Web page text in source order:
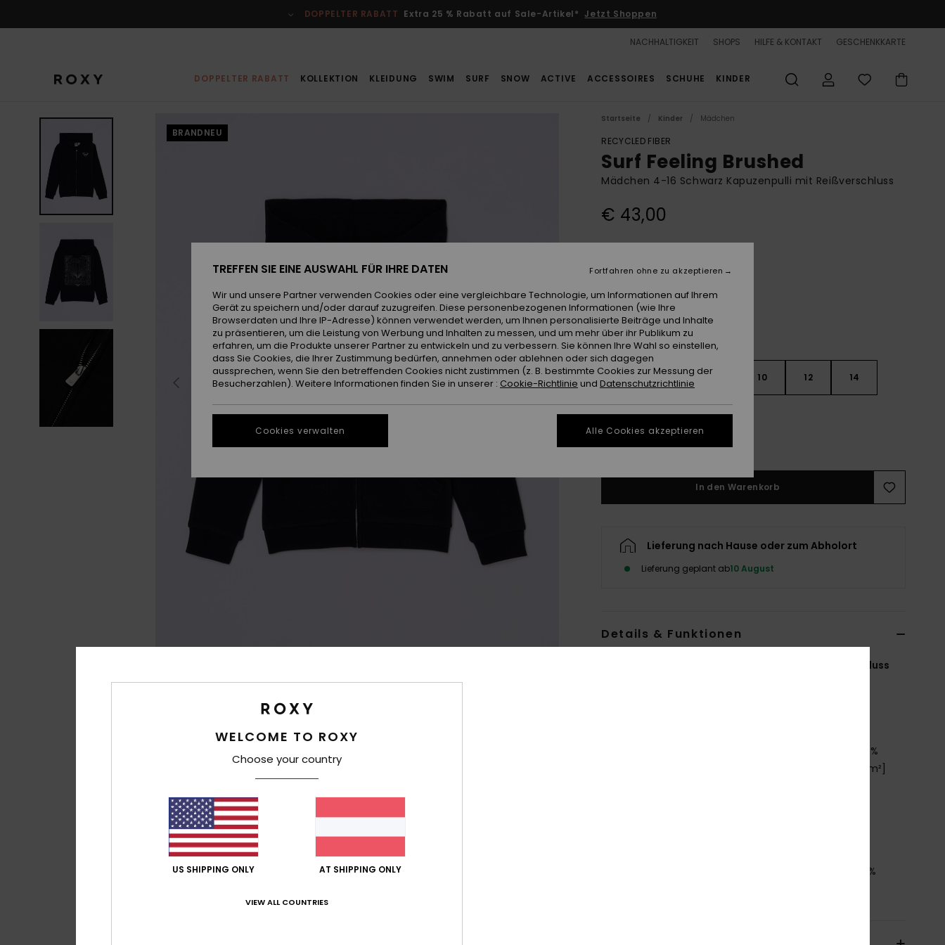
DOPPELTER RABATT Extra 25 % Rabatt auf Sale-Artikel* Jetzt Shoppen
NACHHALTIGKEIT SHOPS HILFE & KONTAKT GESCHENKKARTE
DOPPELTER RABATT KOLLEKTION KLEIDUNG SWIM SURF SNOW ACTIVE ACCESSOIRES SCHUHE KINDER
BRANDNEU
Startseite Kinder Mädchen
RECYCLED FIBER
Surf Feeling Brushed
Mädchen 4-16 Schwarz Kapuzenpulli mit Reißverschluss
€ 43,00
4 6 10 12 14
16
Größentabelle ansehen
In den Warenkorb
Lieferung nach Hause oder zum Abholort
Lieferung geplant ab10 August
Details & Funktionen
Mädchen 4-16 Schwarz Kapuzenpulli mit Reißverschluss
80 % Baumwolle, 20 %
recyceltes Polyester, gebürsteter Sweatstoff [280 g/m²]
[Hauptstoff] 60 % Baumwolle, 40 %
WELCOME TO ROXY
Choose your country
US SHIPPING ONLY AT SHIPPING ONLY
VIEW ALL COUNTRIES
TREFFEN SIE EINE AUSWAHL FÜR IHRE DATEN
Wir und unsere Partner verwenden Cookies oder eine vergleichbare Technologie, um Informationen auf Ihrem
Gerät zu speichern und/oder darauf zuzugreifen. Diese personenbezogenen Informationen (wie Ihre
Browserdaten und Ihre IP-Adresse) können verwendet werden, um Ihnen personalisierte Beiträge und Inhalte
zu präsentieren, um die Leistung von Werbung und Inhalten zu messen, und um mehr über ihr Publikum zu
erfahren, um die Produkte unserer Partner zu entwickeln und zu verbessern. Sie können Ihre Wahl so einstellen,
dass Sie Cookies, die Ihrer Zustimmung bedürfen, annehmen oder ablehnen oder sich dagegen
aussprechen, wenn Sie den betreffenden Cookies nicht zustimmen (z. B. bestimmte Cookies zur Messung der
Besucherzahlen). Weitere Informationen finden Sie in unserer : Cookie-Richtlinie und Datenschutzrichtlinie
Cookies verwalten
Fortfahren ohne zu akzeptieren
Alle Cookies akzeptieren